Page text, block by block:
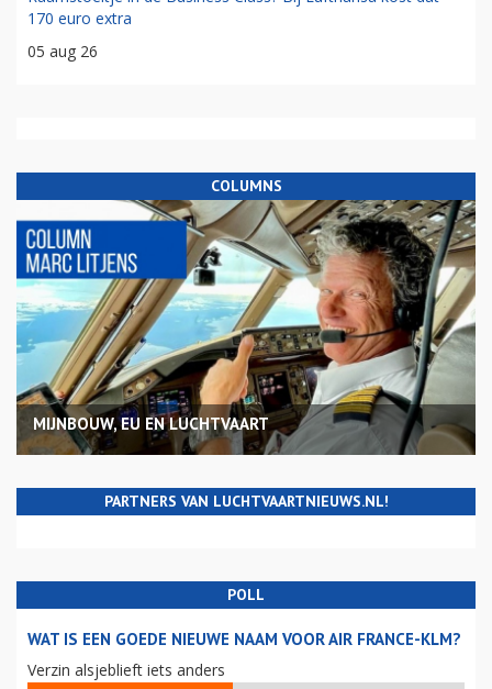
170 euro extra
05 aug 26
COLUMNS
MIJNBOUW, EU EN LUCHTVAART
PARTNERS VAN LUCHTVAARTNIEUWS.NL!
POLL
WAT IS EEN GOEDE NIEUWE NAAM VOOR AIR FRANCE-KLM?
Verzin alsjeblieft iets anders